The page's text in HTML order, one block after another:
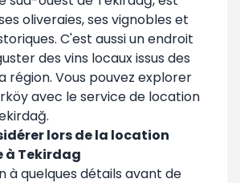
oliveraies, ses vignobles et
C'est aussi un endroit
des vins locaux issus des
région. Vous pouvez explorer
avec le service de location
lors de la location
à Tekirdag
à quelques détails avant de